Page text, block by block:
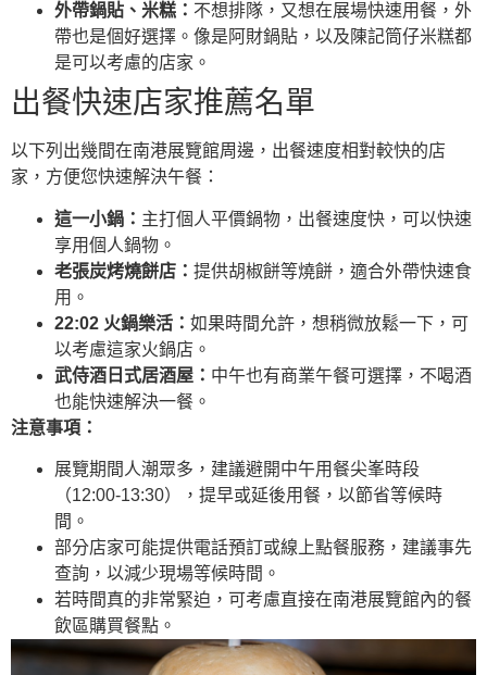
外帶鍋貼、米糕： 不想排隊，又想在展場快速用餐，外
帶也是個好選擇。像是阿財鍋貼，以及陳記筒仔米糕都
是可以考慮的店家。
出餐快速店家推薦名單
以下列出幾間在南港展覽館周邊，出餐速度相對較快的店
家，方便您快速解決午餐：
這一小鍋： 主打個人平價鍋物，出餐速度快，可以快速
享用個人鍋物。
老張炭烤燒餅店： 提供胡椒餅等燒餅，適合外帶快速食
用。
22:02 火鍋樂活： 如果時間允許，想稍微放鬆一下，可
以考慮這家火鍋店。
武侍酒日式居酒屋： 中午也有商業午餐可選擇，不喝酒
也能快速解決一餐。
注意事項：
展覽期間人潮眾多，建議避開中午用餐尖峯時段
（12:00-13:30），提早或延後用餐，以節省等候時
間。
部分店家可能提供電話預訂或線上點餐服務，建議事先
查詢，以減少現場等候時間。
若時間真的非常緊迫，可考慮直接在南港展覽館內的餐
飲區購買餐點。